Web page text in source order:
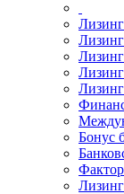
Лизинг
Бонус